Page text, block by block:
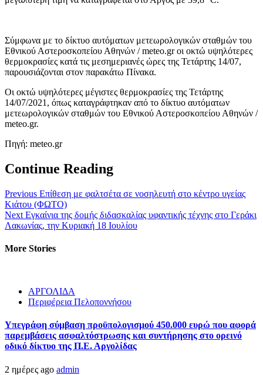
Σύμφωνα με το δίκτυο αυτόματων μετεωρολογικών σταθμών του
Εθνικού Αστεροσκοπείου Αθηνών / meteo.gr οι οκτώ υψηλότερες
θερμοκρασίες κατά τις μεσημεριανές ώρες της Τετάρτης 14/07,
παρουσιάζονται στον παρακάτω Πίνακα.
Οι οκτώ υψηλότερες μέγιστες θερμοκρασίες της Τετάρτης
14/07/2021, όπως καταγράφτηκαν από το δίκτυο αυτόματων
μετεωρολογικών σταθμών του Εθνικού Αστεροσκοπείου Αθηνών /
meteo.gr.
Πηγή: meteo.gr
Continue Reading
Previous Επίθεση με φαλτσέτα σε νοσηλευτή στο κέντρο υγείας
Κιάτου (ΦΩΤΟ)
Next Εγκαίνια της δομής διδασκαλίας υφαντικής τέχνης στο Γεράκι
Λακωνίας, την Κυριακή 18 Ιουλίου
More Stories
ΑΡΓΟΛΙΔΑ
Περιφέρεια Πελοποννήσου
Υπεγράφη σύμβαση προϋπολογισμού 450.000 ευρώ που αφορά
παρεμβάσεις ασφαλτόστρωσης και συντήρησης στο ορεινό
οδικό δίκτυο της Π.Ε. Αργολίδας
2 ημέρες ago admin